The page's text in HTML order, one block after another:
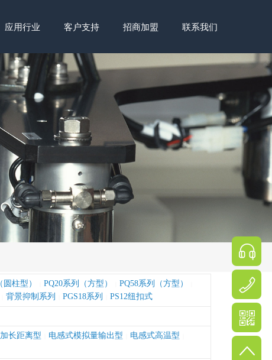
柱型） PQ20系列（方型） PQ58系列（方型）
背景抑制系列 PGS18系列 PS12纽扣式
长距离型 电感式模拟量输出型 电感式高温型
应用行业 客户支持 招商加盟 联系我们